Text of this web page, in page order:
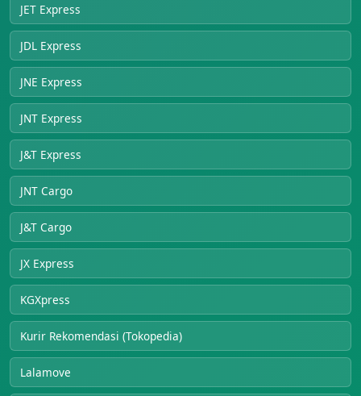
JET Express
JDL Express
JNE Express
JNT Express
J&T Express
JNT Cargo
J&T Cargo
JX Express
KGXpress
Kurir Rekomendasi (Tokopedia)
Lalamove